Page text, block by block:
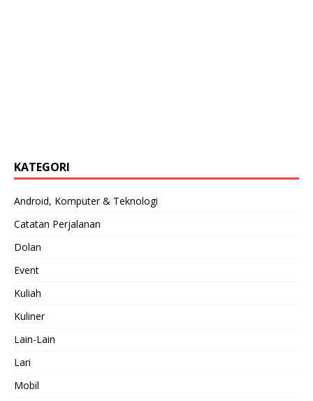
KATEGORI
Android, Komputer & Teknologi
Catatan Perjalanan
Dolan
Event
Kuliah
Kuliner
Lain-Lain
Lari
Mobil